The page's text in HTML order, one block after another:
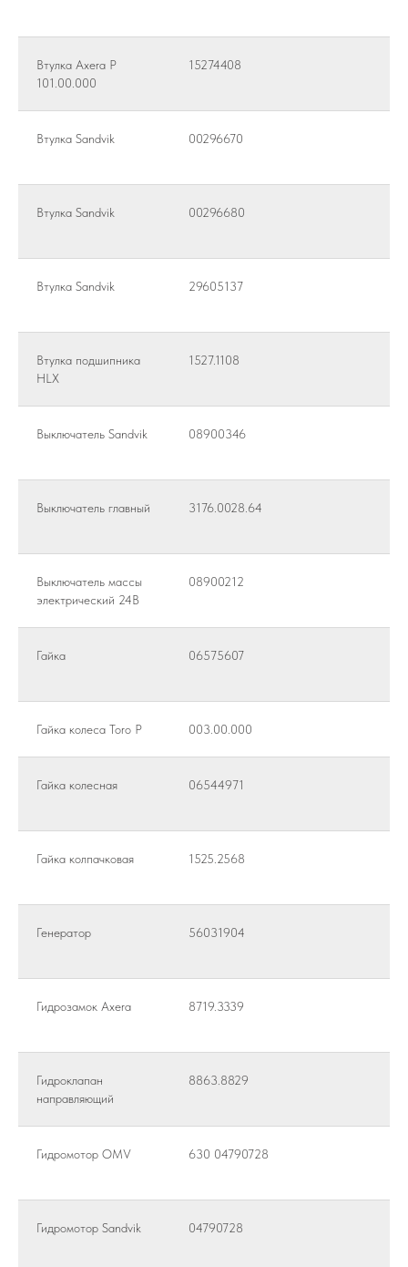
Втулка Axera Р
101.00.000
15274408
Втулка Sandvik 00296670
Втулка Sandvik 00296680
Втулка Sandvik 29605137
Втулка подшипника
HLX
1527.1108
Выключатель Sandvik 08900346
Выключатель главный 3176.0028.64
Выключатель массы
электрический 24В
08900212
Гайка 06575607
Гайка колеса Toro Р 003.00.000
Гайка колесная 06544971
Гайка колпачковая 1525.2568
Генератор 56031904
Гидрозамок Axera 8719.3339
Гидроклапан
направляющий
8863.8829
Гидромотор OMV 630 04790728
Гидромотор Sandvik 04790728